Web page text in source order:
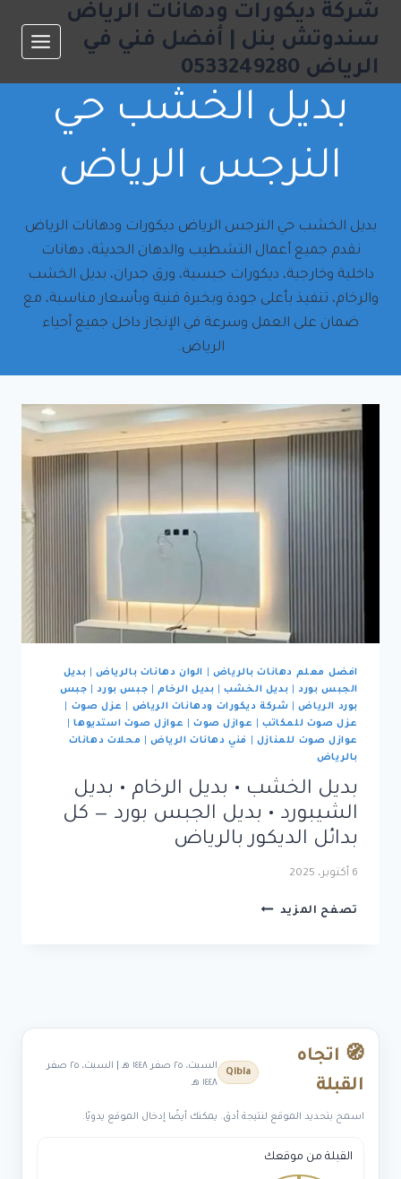
التجاوز
المحتوى
شركة ديكورات ودهانات الرياض
سندوتش بنل | أفضل فني في
الرياض 0533249280
بديل الخشب حي
النرجس الرياض
بديل الخشب حي النرجس الرياض ديكورات ودهانات الرياض
نقدم جميع أعمال التشطيب والدهان الحديثة، دهانات
داخلية وخارجية، ديكورات جبسية، ورق جدران، بديل الخشب
والرخام، تنفيذ بأعلى جودة وبخبرة فنية وبأسعار مناسبة، مع
ضمان على العمل وسرعة في الإنجاز داخل جميع أحياء
الرياض.
افضل معلم دهانات بالرياض الوان دهانات بالرياض| بديل
الجبس بورد| بديل الخشب| بديل الرخام جبس بورد| جبس
بورد الرياض| شركة ديكورات ودهانات الرياض عزل صوت
عزل صوت للمكاتب| عوازل صوت عوازل صوت استديوها|
عوازل صوت للمنازل
فني دهانات الرياض
محلات دهانات
بالرياض
بديل الخشب • بديل الرخام • بديل
الشيبورد • بديل الجبس بورد — كل
بدائل الديكور بالرياض
6 أكتوبر، 2025
تصفح المزيد بديل
بديل
بورد
كل
🧭 اتجاه
القبلة
Qibla
السبت، ٢٥ صفر ١٤٤٨ هـ | السبت، ٢٥ صفر
١٤٤٨ هـ
اسمح بتحديد الموقع لنتيجة أدق. يمكنك أيضًا إدخال الموقع يدويًا.
القبلة من موقعك